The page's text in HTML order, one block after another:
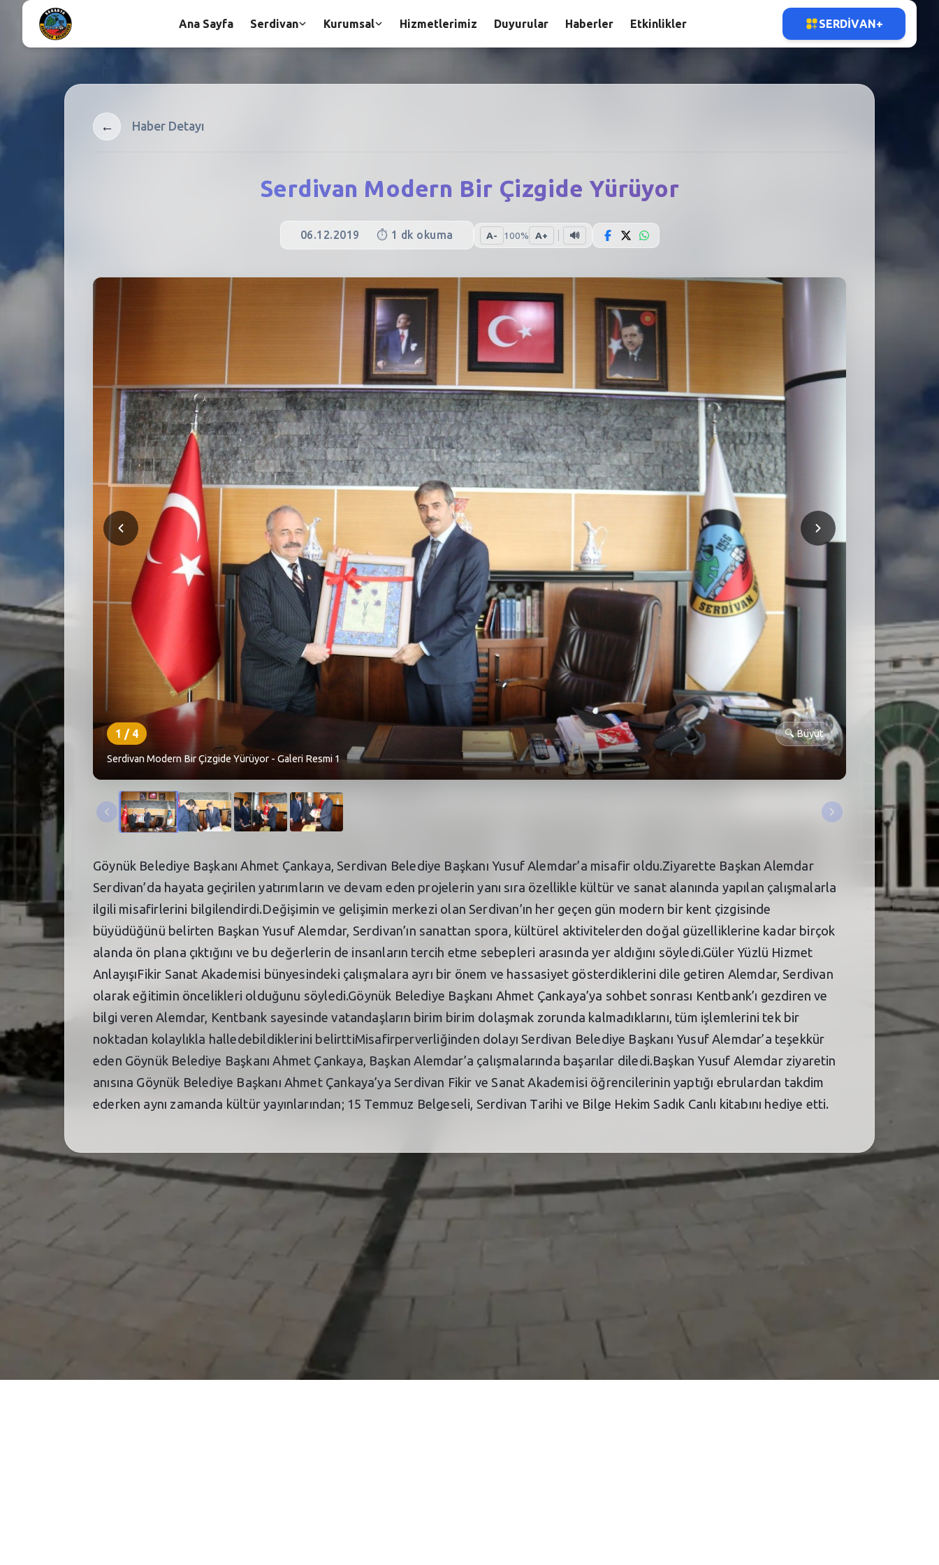
← Haber Detayı
Serdivan Modern Bir Çizgide Yürüyor
06.12.2019 ⏱️ 1 dk okuma A- 100% A+ 🔊
1 / 4 🔍Büyüt
Serdivan Modern Bir Çizgide Yürüyor - Galeri Resmi 1
Göynük Belediye Başkanı Ahmet Çankaya, Serdivan Belediye Başkanı Yusuf Alemdar’a misafir oldu.Ziyarette Başkan Alemdar
Serdivan’da hayata geçirilen yatırımların ve devam eden projelerin yanı sıra özellikle kültür ve sanat alanında yapılan çalışmalarla
ilgili misafirlerini bilgilendirdi.Değişimin ve gelişimin merkezi olan Serdivan’ın her geçen gün modern bir kent çizgisinde
büyüdüğünü belirten Başkan Yusuf Alemdar, Serdivan’ın sanattan spora, kültürel aktivitelerden doğal güzelliklerine kadar birçok
alanda ön plana çıktığını ve bu değerlerin de insanların tercih etme sebepleri arasında yer aldığını söyledi.Güler Yüzlü Hizmet
AnlayışıFikir Sanat Akademisi bünyesindeki çalışmalara ayrı bir önem ve hassasiyet gösterdiklerini dile getiren Alemdar, Serdivan
olarak eğitimin öncelikleri olduğunu söyledi.Göynük Belediye Başkanı Ahmet Çankaya’ya sohbet sonrası Kentbank’ı gezdiren ve
bilgi veren Alemdar, Kentbank sayesinde vatandaşların birim birim dolaşmak zorunda kalmadıklarını, tüm işlemlerini tek bir
noktadan kolaylıkla halledebildiklerini belirttiMisafirperverliğinden dolayı Serdivan Belediye Başkanı Yusuf Alemdar’a teşekkür
eden Göynük Belediye Başkanı Ahmet Çankaya, Başkan Alemdar’a çalışmalarında başarılar diledi.Başkan Yusuf Alemdar ziyaretin
anısına Göynük Belediye Başkanı Ahmet Çankaya’ya Serdivan Fikir ve Sanat Akademisi öğrencilerinin yaptığı ebrulardan takdim
ederken aynı zamanda kültür yayınlarından; 15 Temmuz Belgeseli, Serdivan Tarihi ve Bilge Hekim Sadık Canlı kitabını hediye etti.
Ana Sayfa Serdivan Kurumsal Hizmetlerimiz Duyurular Haberler Etkinlikler SERDIVAN+